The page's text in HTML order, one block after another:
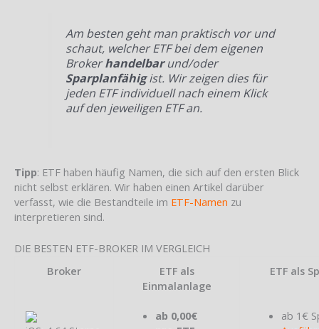
Am besten geht man praktisch vor und
schaut, welcher ETF bei dem eigenen
Brokerhandelbarund/oder
Sparplanfähigist. Wir zeigen dies für
jeden ETF individuell nach einem Klick
auf den jeweiligen ETF an.
Tipp: ETF haben häufig Namen, die sich auf den ersten Blick
nicht selbst erklären. Wir haben einen Artikel darüber
verfasst, wie die Bestandteile im ETF-Namen zu
interpretieren sind.
DIE BESTEN ETF-BROKER IM VERGLEICH
Broker
ETF als
Einmalanlage
ETF als
ab 0,00€
ab 1€